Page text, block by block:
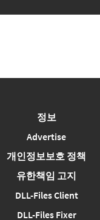
정보
Advertise
개인정보보호 정책
유한책임 고지
DLL-Files Client
DLL-Files Fixer